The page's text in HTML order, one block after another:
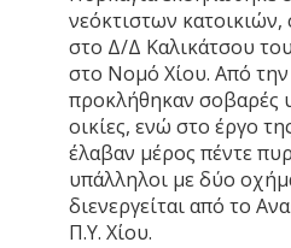
νεόκτιστων κατοικιών,
στο Δ/Δ Καλικάτσου
στο Νομό Χίου. Από
προκλήθηκαν σοβαρές
οικίες, ενώ στο έργο
έλαβαν μέρος πέντε
υπάλληλοι με δύο
διενεργείται από το
Π.Υ. Χίου.